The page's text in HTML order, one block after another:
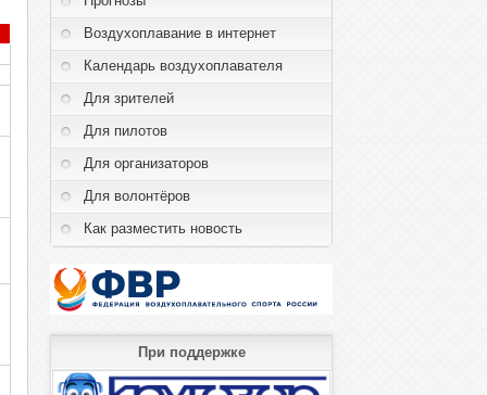
Воздухоплавание в интернет
Календарь воздухоплавателя
Для зрителей
Для пилотов
Для организаторов
Для волонтёров
Как разместить новость
При поддержке